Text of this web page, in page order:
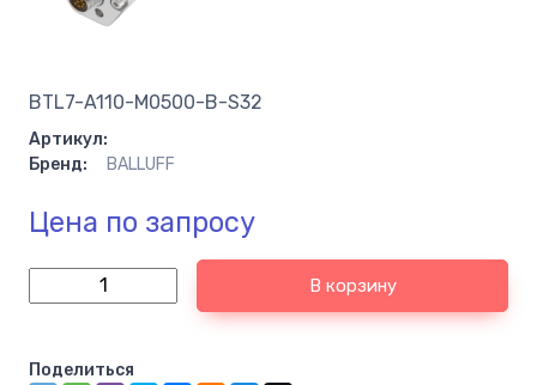
BTL7-A110-M0500-B-S32
Артикул:
Бренд:
BALLUFF
Цена по запросу
В корзину
Поделиться